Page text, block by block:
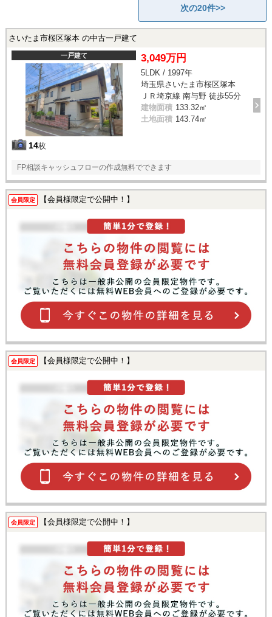
次の20件>>
さいたま市桜区塚本 の中古一戸建て
一戸建て
14枚
3,049万円
5LDK / 1997年
埼玉県さいたま市桜区塚本
ＪＲ埼京線 南与野 徒歩55分
建物面積 133.32㎡
土地面積 143.74㎡
FP相談キャッシュフローの作成無料でできます
会員限定 【会員様限定で公開中！】
会員限定 【会員様限定で公開中！】
会員限定 【会員様限定で公開中！】